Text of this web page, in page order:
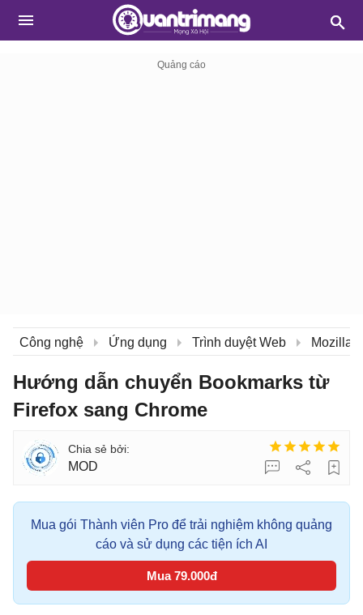
Công nghệ Ứng dụng Trình duyệt Web Mozilla
Hướng dẫn chuyển Bookmarks từ
Firefox sang Chrome
MOD
Mua gói Thành viên Pro để trải nghiệm không quảng
cáo và sử dụng các tiện ích AI
Mua 79.000đ